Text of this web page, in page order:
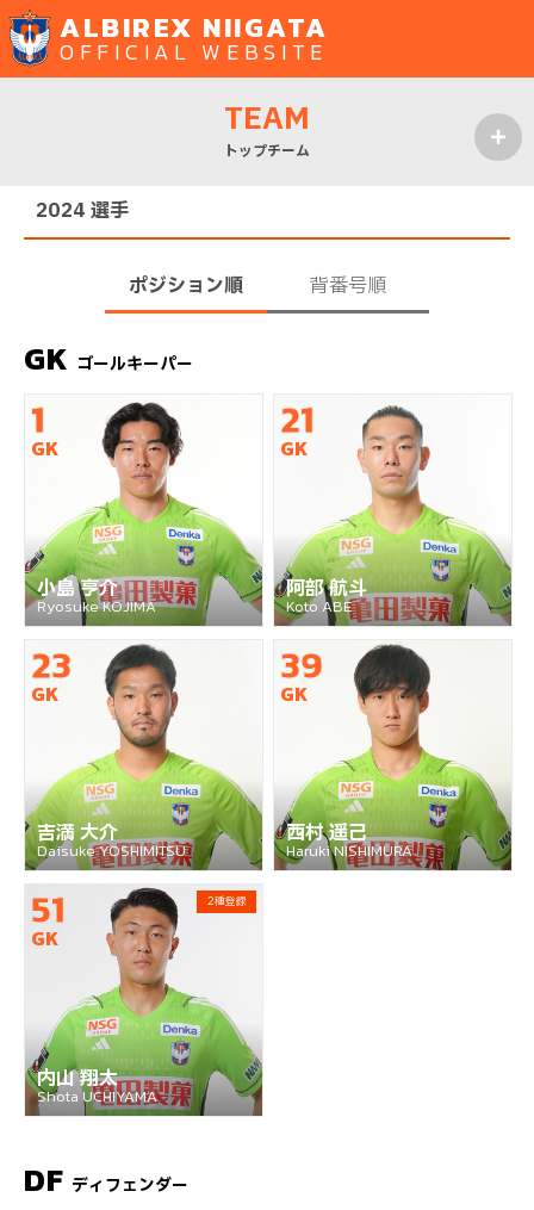
ALBIREX NIIGATA
OFFICIAL WEBSITE
TEAM
トップチーム
2024 選手
ポジション順 背番号順
GK ゴールキーパー
1
GK
小島 亨介
Ryosuke KOJIMA
21
GK
阿部 航斗
Koto ABE
23
GK
吉満 大介
Daisuke YOSHIMITSU
39
GK
西村 遥己
Haruki NISHIMURA
51
GK
内山 翔太
Shota UCHIYAMA
2種登録
DF ディフェンダー